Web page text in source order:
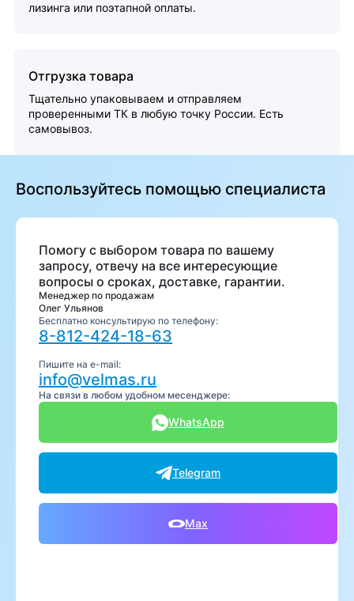
лизинга или поэтапной оплаты.
Отгрузка товара
Тщательно упаковываем и отправляем
проверенными ТК в любую точку России. Есть
самовывоз.
Воспользуйтесь помощью специалиста
Помогу с выбором товара по вашему
запросу, отвечу на все интересующие
вопросы о сроках, доставке, гарантии.
Менеджер по продажам
Олег Ульянов
Бесплатно консультирую по телефону:
8-812-424-18-63
Пишите на e-mail:
info@velmas.ru
На связи в любом удобном месенджере:
WhatsApp
Telegram
Max